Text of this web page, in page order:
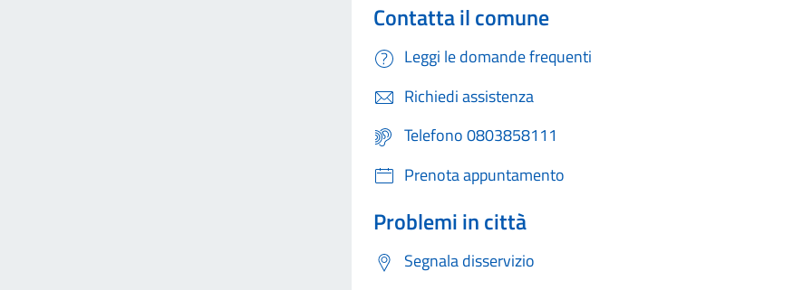
Contatta il comune
Leggi le domande frequenti
Richiedi assistenza
Telefono 0803858111
Prenota appuntamento
Problemi in città
Segnala disservizio